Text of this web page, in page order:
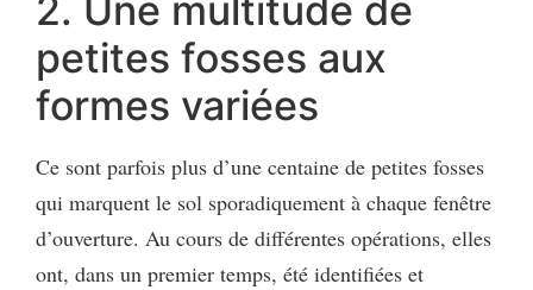
2. Une multitude de
petites fosses aux
formes variées
Ce sont parfois plus d’une centaine de petites fosses
qui marquent le sol sporadiquement à chaque fenêtre
d’ouverture. Au cours de différentes opérations, elles
ont, dans un premier temps, été identifiées et